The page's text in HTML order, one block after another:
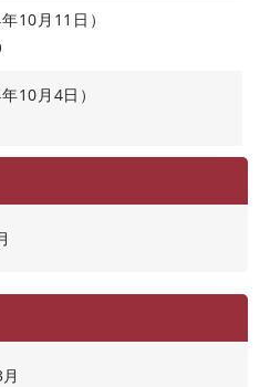
10月11日）
10月4日）